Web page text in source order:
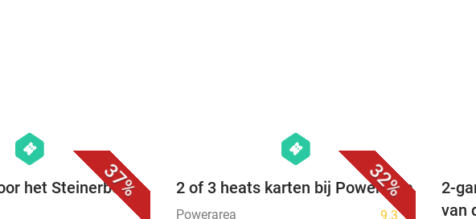
37%
hexagon
events
het Steinerbos +
32%
hexagon
events
2 of 3 heats karten bij Powerarea
Powerarea 9.3star
2-
van